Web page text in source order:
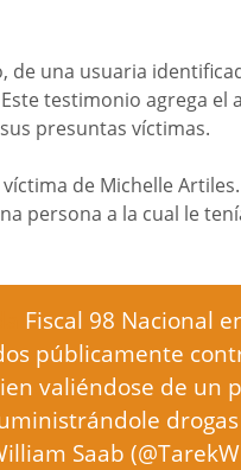
de una usuaria
testimonio agrega
presuntas víctimas.
de Michelle
persona a la cual le
Fiscal 98 Nacional
públicamente
valiéndose de un
Saab